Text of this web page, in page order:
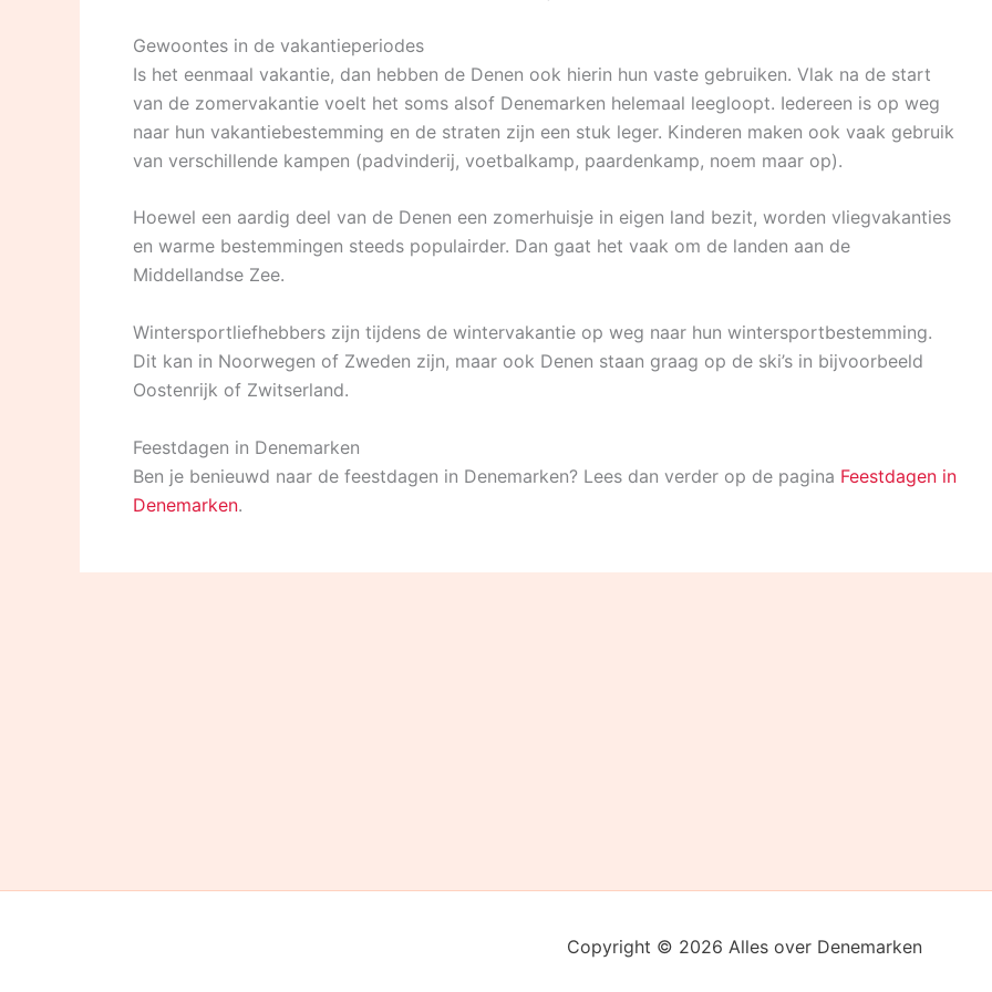
Gewoontes in de vakantieperiodes
Is het eenmaal vakantie, dan hebben de Denen ook hierin hun vaste gebruiken. Vlak na de start
van de zomervakantie voelt het soms alsof Denemarken helemaal leegloopt. Iedereen is op weg
naar hun vakantiebestemming en de straten zijn een stuk leger. Kinderen maken ook vaak gebruik
van verschillende kampen (padvinderij, voetbalkamp, paardenkamp, noem maar op).
Hoewel een aardig deel van de Denen een zomerhuisje in eigen land bezit, worden vliegvakanties
en warme bestemmingen steeds populairder. Dan gaat het vaak om de landen aan de
Middellandse Zee.
Wintersportliefhebbers zijn tijdens de wintervakantie op weg naar hun wintersportbestemming.
Dit kan in Noorwegen of Zweden zijn, maar ook Denen staan graag op de ski’s in bijvoorbeeld
Oostenrijk of Zwitserland.
Feestdagen in Denemarken
Ben je benieuwd naar de feestdagen in Denemarken? Lees dan verder op de pagina Feestdagen in
Denemarken.
Copyright © 2026 Alles over Denemarken